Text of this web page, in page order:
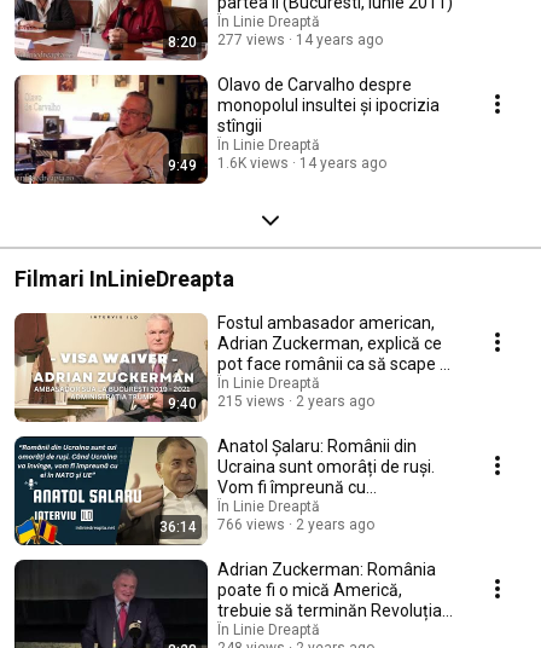
8:20
În Linie Dreaptă
277 views
14 years ago
9:49
Olavo de Carvalho despre
monopolul insultei și ipocrizia
stîngii
În Linie Dreaptă
1.6K views
14 years ago
Filmari InLinieDreapta
9:40
Fostul ambasador american,
Adrian Zuckerman, explică ce
pot face românii ca să scape de
viza pt SUA
În Linie Dreaptă
215 views
2 years ago
36:14
Anatol Șalaru: Românii din
Ucraina sunt omorâți de ruși.
Vom fi împreună cu
ei în NATO și UE
În Linie Dreaptă
766 views
2 years ago
Adrian Zuckerman: România
poate fi o mică Americă,
trebuie să terminăn Revoluția
din '89
În Linie Dreaptă